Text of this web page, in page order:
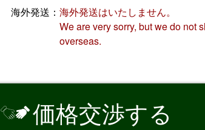
海外発送： 海外発送はいたしません。
We are very sorry, but we do not
overseas.
価格交渉する